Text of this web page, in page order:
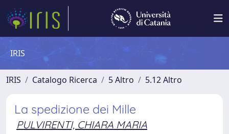
IRIS
IRIS Catalogo Ricerca 5 Altro 5.12 Altro
La spedizione dei Mille
PULVIRENTI, CHIARA MARIA